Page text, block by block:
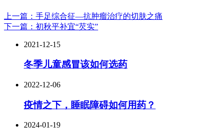
上一篇：手足综合征—抗肿瘤治疗的切肤之痛
下一篇：初秋平补宜“芡实”
2021-12-15
冬季儿童感冒该如何选药
2022-12-06
疫情之下，睡眠障碍如何用药？
2024-01-19